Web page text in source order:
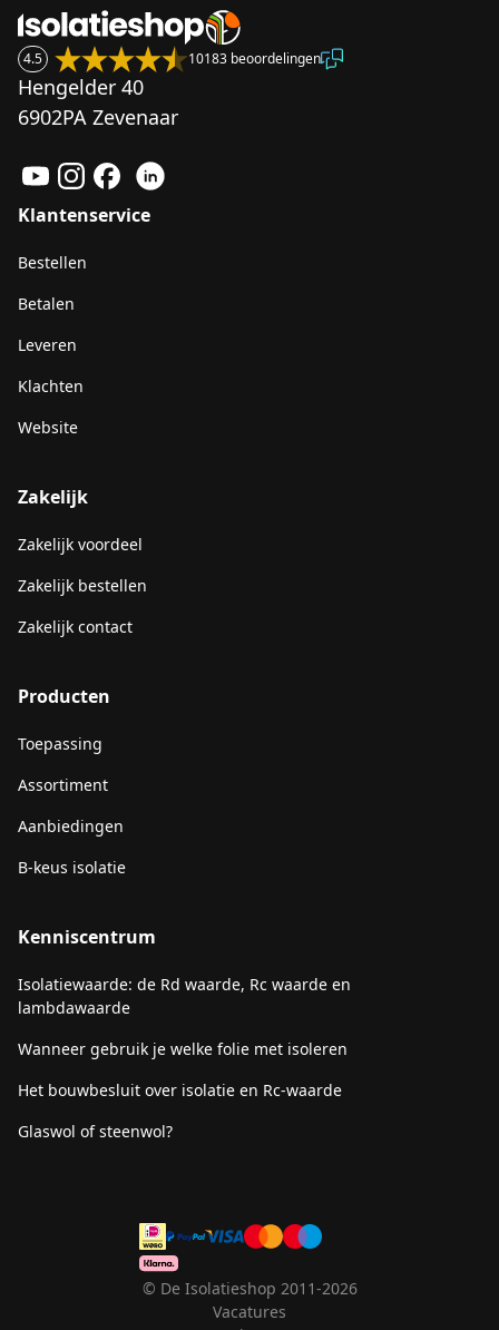
4.5 10183 beoordelingen
Hengelder 40
6902PA Zevenaar
Klantenservice
Bestellen
Betalen
Leveren
Klachten
Website
Zakelijk
Zakelijk voordeel
Zakelijk bestellen
Zakelijk contact
Producten
Toepassing
Assortiment
Aanbiedingen
B-keus isolatie
Kenniscentrum
Isolatiewaarde: de Rd waarde, Rc waarde en
lambdawaarde
Wanneer gebruik je welke folie met isoleren
Het bouwbesluit over isolatie en Rc-waarde
Glaswol of steenwol?
© De Isolatieshop 2011-2026
Vacatures